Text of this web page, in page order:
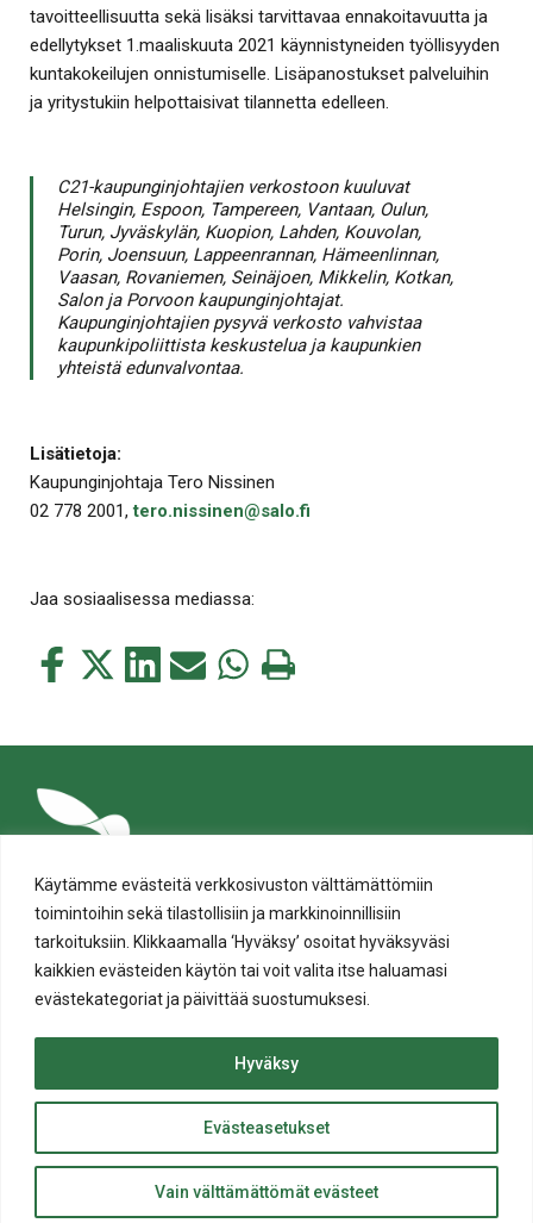
Käytämme evästeitä verkkosivuston välttämättömiin
toimintoihin sekä tilastollisiin ja markkinoinnillisiin
tarkoituksiin. Klikkaamalla ‘Hyväksy’ osoitat hyväksyväsi
kaikkien evästeiden käytön tai voit valita itse haluamasi
evästekategoriat ja päivittää suostumuksesi.
Evästeasetukset
Vain välttämättömät evästeet
Hyväksy
tavoitteellisuutta sekä lisäksi tarvittavaa ennakoitavuutta ja
edellytykset 1.maaliskuuta 2021 käynnistyneiden työllisyyden
kuntakokeilujen onnistumiselle. Lisäpanostukset palveluihin
ja yritystukiin helpottaisivat tilannetta edelleen.
C21-kaupunginjohtajien verkostoon kuuluvat
Helsingin, Espoon, Tampereen, Vantaan, Oulun,
Turun, Jyväskylän, Kuopion, Lahden, Kouvolan,
Porin, Joensuun, Lappeenrannan, Hämeenlinnan,
Vaasan, Rovaniemen, Seinäjoen, Mikkelin, Kotkan,
Salon ja Porvoon kaupunginjohtajat.
Kaupunginjohtajien pysyvä verkosto vahvistaa
kaupunkipoliittista keskustelua ja kaupunkien
yhteistä edunvalvontaa.
Lisätietoja:
Kaupunginjohtaja Tero Nissinen
02 778 2001,tero.nissinen@salo.fi
Jaa sosiaalisessa mediassa:
Jaa
Jaa
Jaa Jaa Jaa Tulosta
ylös
© Salon kaupunki 2020 • All rights reserved.
Website crafted byEvermade.